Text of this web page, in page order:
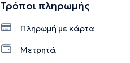
Τρόποι πληρωμής
Πληρωμή με κάρτα
Μετρητά